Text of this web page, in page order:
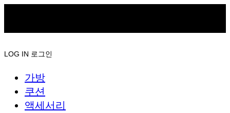
LOG IN 로그인
가방
쿠션
액세서리